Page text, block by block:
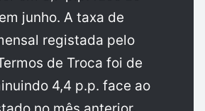
junho. A taxa de
registada pelo
de Troca foi de
4,4 p.p. face ao